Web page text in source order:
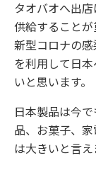
タオバオへ出
供給することが
新型コロナの
を利用して日
いと思います。
日本製品は今
品、お菓子、
は大きいと言え